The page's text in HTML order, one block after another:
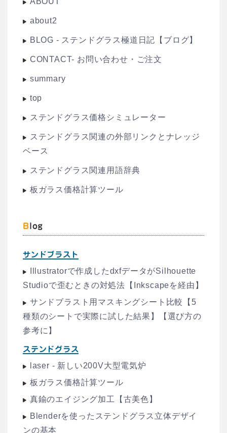
about2
BLOG - ステンドグラス極道日記【ブログ】
CONTACT- お問い合わせ・ご注文
summary
top
ステンドグラス価格シミュレーター
ステンドグラス関連の外部リンクとナレッジ
ベース
ステンドグラス関連用語辞典
板ガラス価格計算ツール
Blog
サンドブラスト
Illustratorで作成したdxfデータがSilhouette
Studioで歪むときの対処法【Inkscapeを経由】
サンドブラスト用マスキングシート比較【5
種類のシートで実際に試した結果】【選び方の
参考に】
ステンドグラス
laser - 新しい200V大型電気炉
板ガラス価格計算ツール
真鍮のエイジング加工【古美色】
Blenderを使ったステンドグラス立体デザイ
ンの基本